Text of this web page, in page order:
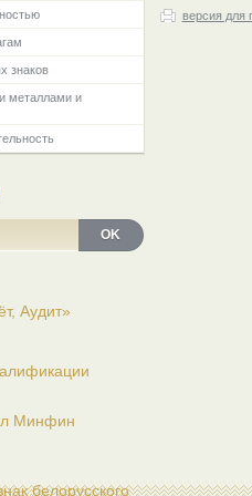
знаков
металлами и
OK
Аудит»
Минфин
белорусского
версия для